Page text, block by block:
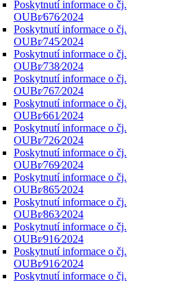
Poskytnutí informace o čj.
OUBr⁄676⁄2024
Poskytnutí informace o čj.
OUBr⁄745⁄2024
Poskytnutí informace o čj.
OUBr⁄738⁄2024
Poskytnutí informace o čj.
OUBr⁄767⁄2024
Poskytnutí informace o čj.
OUBr⁄661⁄2024
Poskytnutí informace o čj.
OUBr⁄726⁄2024
Poskytnutí informace o čj.
OUBr⁄769⁄2024
Poskytnutí informace o čj.
OUBr⁄865⁄2024
Poskytnutí informace o čj.
OUBr⁄863⁄2024
Poskytnutí informace o čj.
OUBr⁄916⁄2024
Poskytnutí informace o čj.
OUBr⁄916⁄2024
Poskytnutí informace o čj.